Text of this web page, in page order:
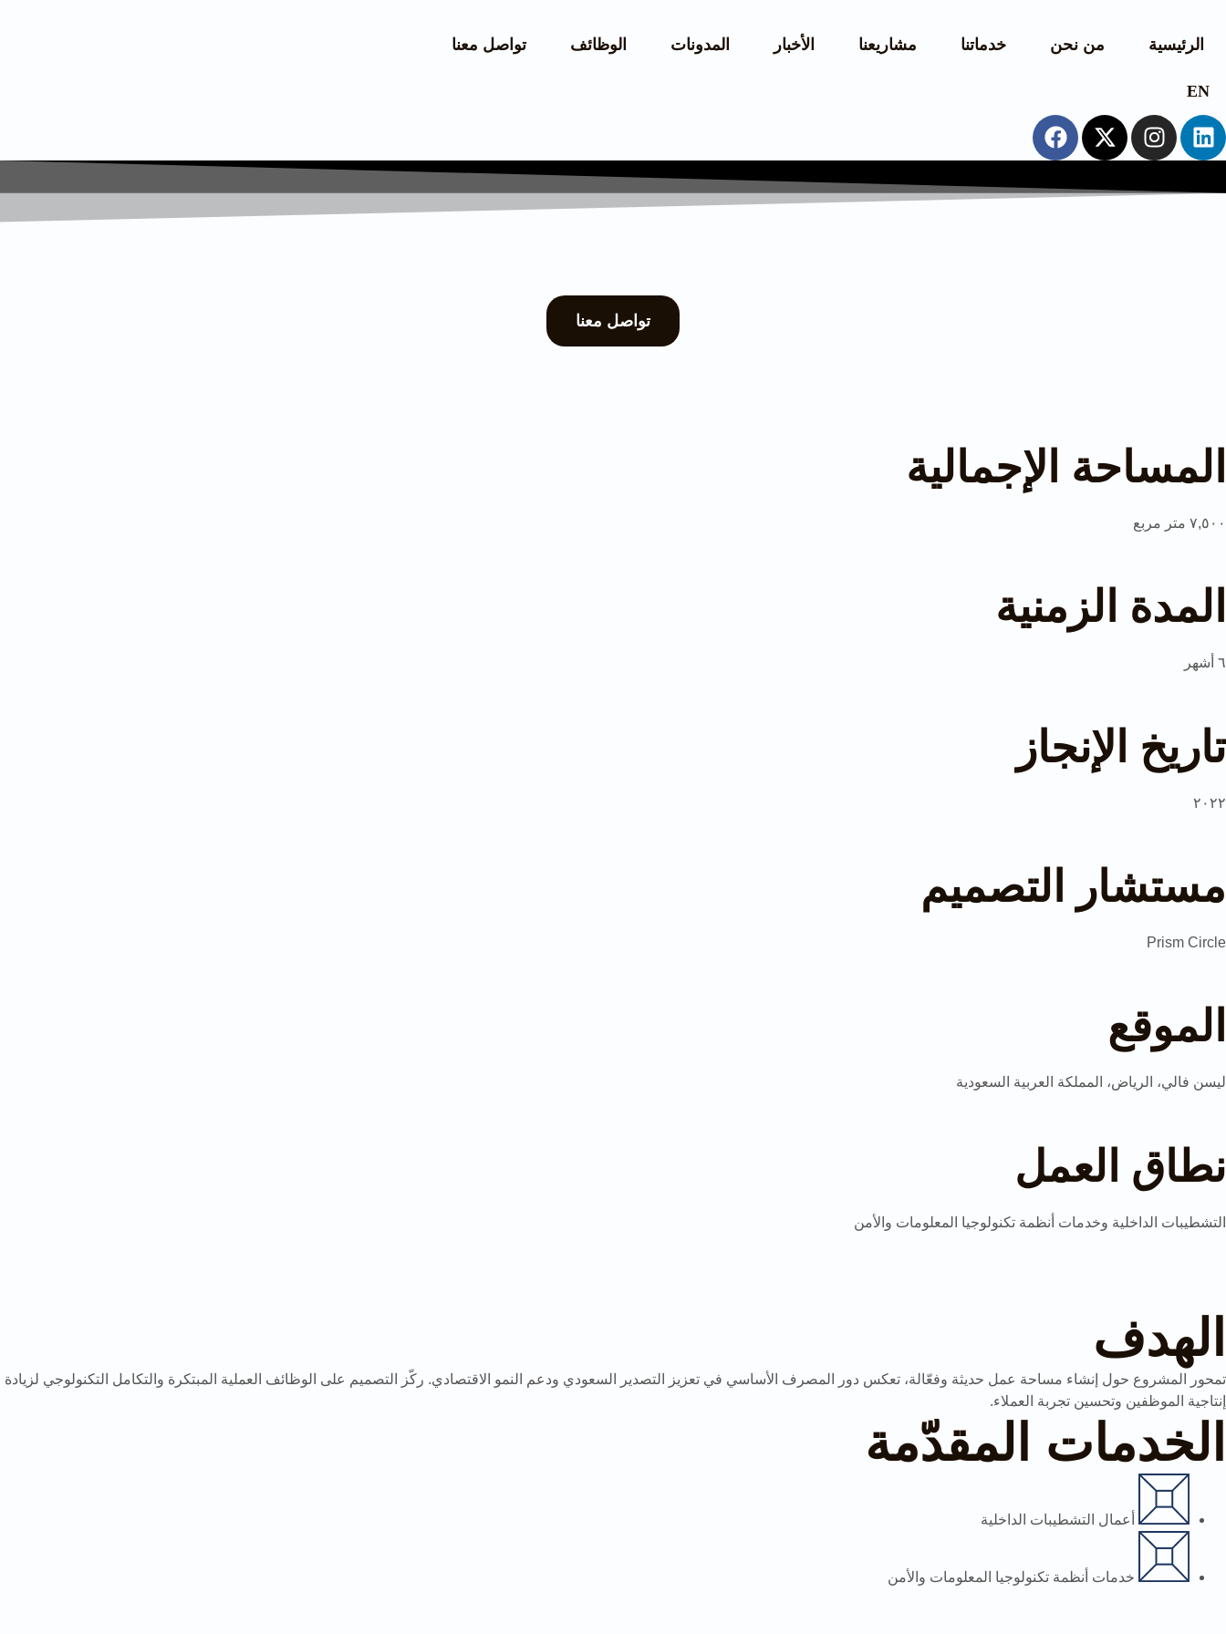
الرئيسية من نحن خدماتنا مشاريعنا الأخبار المدونات الوظائف تواصل معنا
EN
تواصل معنا
المساحة الإجمالية
٧,٥٠٠ متر مربع
المدة الزمنية
٦ أشهر
تاريخ الإنجاز
٢٠٢٢
مستشار التصميم
Prism Circle
الموقع
ليسن فالي، الرياض، المملكة العربية السعودية
نطاق العمل
التشطيبات الداخلية وخدمات أنظمة تكنولوجيا المعلومات والأمن
الهدف
تمحور المشروع حول إنشاء مساحة عمل حديثة وفعّالة، تعكس دور المصرف الأساسي في تعزيز التصدير السعودي ودعم النمو الاقتصادي. ركّز التصميم على الوظائف العملية المبتكرة والتكامل التكنولوجي لزيادة
إنتاجية الموظفين وتحسين تجربة العملاء.
الخدمات المقدّمة
أعمال التشطيبات الداخلية
خدمات أنظمة تكنولوجيا المعلومات والأمن